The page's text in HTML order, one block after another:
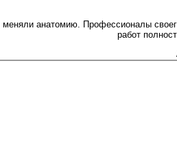
анатомию. Профессионалы
работ